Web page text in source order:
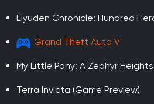
Eiyuden Chronicle: Hundred
Grand Theft Auto V
My Little Pony: A Zephyr
Terra Invicta (Game Preview)